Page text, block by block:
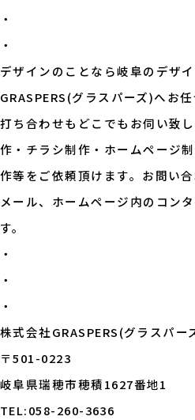
・
・
デザインのことなら岐阜のデザ
GRASPERS(グラスパーズ)へお
打ち合わせもどこでもお伺い致
作・チラシ制作・ホームページ
作等をご依頼頂けます。お問い
メール、ホームページ内のコン
す。
・
・
・
株式会社GRASPERS(グラスパー
〒501-0223
岐阜県瑞穂市穂積1627番地1
TEL:058-260-3636